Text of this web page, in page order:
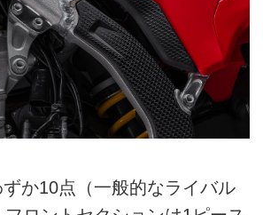
か10点（一般的なライバル